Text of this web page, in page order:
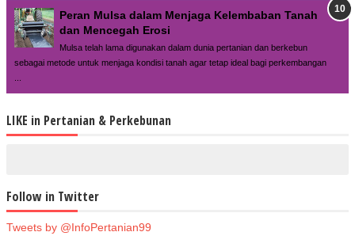
Peran Mulsa dalam Menjaga Kelembaban Tanah
dan Mencegah Erosi
Mulsa telah lama digunakan dalam dunia pertanian dan berkebun
sebagai metode untuk menjaga kondisi tanah agar tetap ideal bagi perkembangan
LIKE in Pertanian & Perkebunan
Follow in Twitter
Tweets by @InfoPertanian99